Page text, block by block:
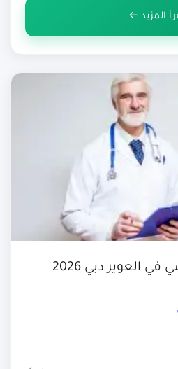
متعددة […]
المزيد ←